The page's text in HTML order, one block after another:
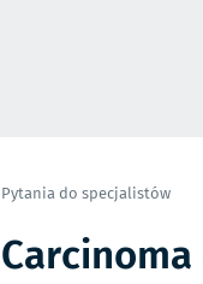
Pytania do specjalistów